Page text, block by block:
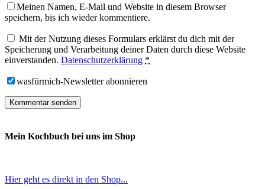
Meinen Namen, E-Mail und Website in diesem Browser
speichern, bis ich wieder kommentiere.
Mit der Nutzung dieses Formulars erklärst du dich mit der
Speicherung und Verarbeitung deiner Daten durch diese Website
einverstanden. Datenschutzerklärung *
wasfürmich-Newsletter abonnieren
Mein Kochbuch bei uns im Shop
Hier geht es direkt in den Shop...